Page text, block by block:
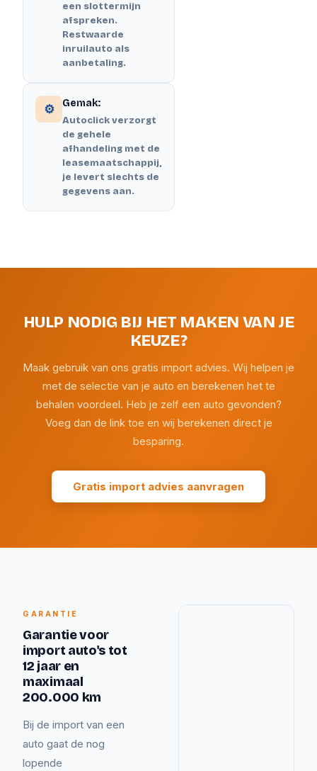
een slottermijn
afspreken.
Restwaarde
inruilauto als
aanbetaling.
⚙️ Gemak:
Autoclick verzorgt
de gehele
afhandeling met de
leasemaatschappij,
je levert slechts de
gegevens aan.
HULP NODIG BIJ HET MAKEN VAN JE
KEUZE?
Maak gebruik van ons gratis import advies. Wij helpen je
met de selectie van je auto en berekenen het te
behalen voordeel. Heb je zelf een auto gevonden?
Voeg dan de link toe en wij berekenen direct je
besparing.
Gratis import advies aanvragen
GARANTIE
Garantie voor
import auto's tot
12 jaar en
maximaal
200.000 km
Bij de import van een
auto gaat de nog
lopende